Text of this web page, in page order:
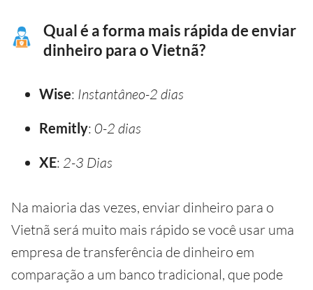
Qual é a forma mais rápida de enviar
dinheiro para o Vietnã?
Wise: Instantâneo-2 dias
Remitly: 0-2 dias
XE: 2-3 Dias
Na maioria das vezes, enviar dinheiro para o
Vietnã será muito mais rápido se você usar uma
empresa de transferência de dinheiro em
comparação a um banco tradicional, que pode